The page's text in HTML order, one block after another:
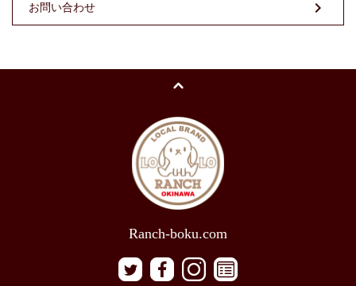
お問い合わせ
Ranch-boku.com